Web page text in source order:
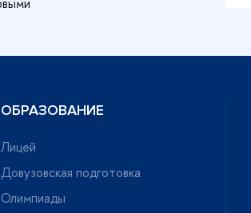
ОБРАЗОВАНИЕ
Лицей
Довузовская подготовка
Олимпиады